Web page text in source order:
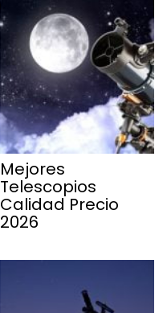
Mejores
Telescopios
Calidad Precio
2026